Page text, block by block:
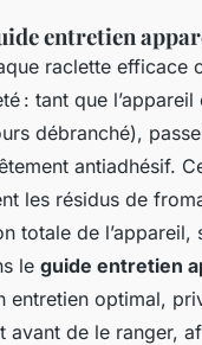
entretien
raclette efficace
: tant que
débranché),
antiadhésif.
les résidus de
totale de l’appareil,
le guide entretien
entretien optimal,
avant de le ranger,